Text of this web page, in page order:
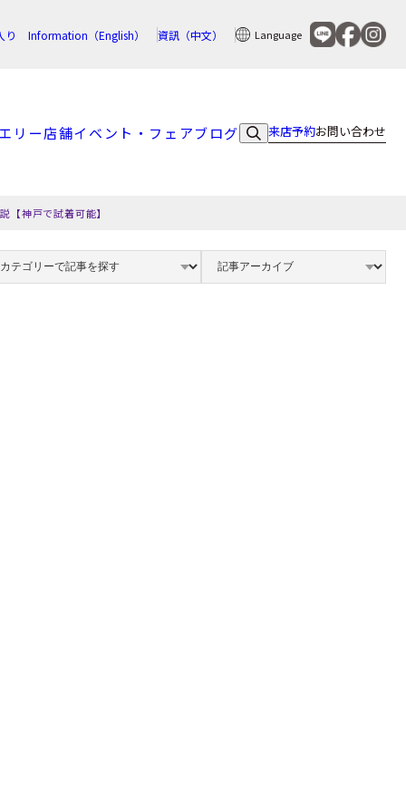
り Information（English） 資訊（中文） Language
リー店舗イベント・フェアブログ 来店予約お問い合わせ
【神戸で試着可能】